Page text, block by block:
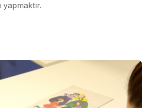
yapmaktır.